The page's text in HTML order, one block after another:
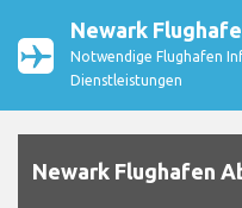
Newark
Notwendige Flughafen
Dienstleistungen
Newark Flughafen